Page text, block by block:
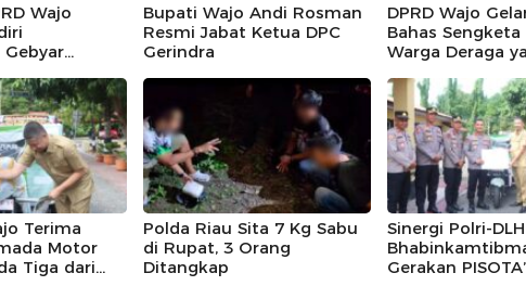
Wajo
Bupati Wajo Andi Rosman
Resmi Jabat Ketua DPC
Gerindra
DPRD Wajo
Bahas Sengketa
Warga Deraga
Produksi
Terima
Motor
Tiga dari
Polda Riau Sita 7 Kg Sabu
di Rupat, 3 Orang
Ditangkap
Sinergi Polri-
Gerakan